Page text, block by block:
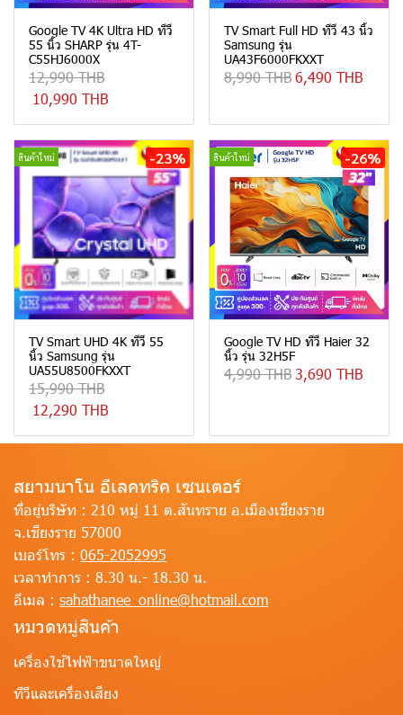
Google TV 4K Ultra HD ทีวี
55 นิ้ว SHARP รุ่น 4T-
C55HJ6000X
12,990 THB
10,990 THB
TV Smart Full HD ทีวี 43 นิ้ว
Samsung รุ่น
UA43F6000FKXXT
8,990 THB6,490 THB
สินค้าใหม่ -23%
TV Smart UHD 4K ทีวี 55
นิ้ว Samsung รุ่น
UA55U8500FKXXT
15,990 THB
12,290 THB
สินค้าใหม่ -26%
Google TV HD ทีวี Haier 32
นิ้ว รุ่น 32H5F
4,990 THB3,690 THB
สยามนาโน อีเลคทริค เซนเตอร์
ที่อยู่บริษัท : 210 หมู่ 11 ต.สันทราย อ.เมืองเชียงราย
จ.เชียงราย 57000
เบอร์โทร : 065-2052995
เวลาทำการ : 8.30 น.- 18.30 น.
อีเมล : sahathanee_online@hotmail.com
หมวดหมู่สินค้า
เครื่องใช้ไฟฟ้าขนาดใหญ่
ทีวีและเครื่องเสียง